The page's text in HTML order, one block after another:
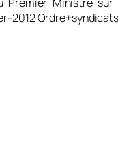
2012 Ordre+syndicats